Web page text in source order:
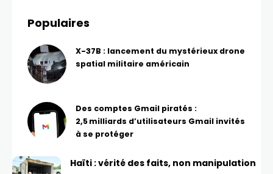
Populaires
X-37B : lancement du mystérieux drone
spatial militaire américain
Des comptes Gmail piratés :
2,5 milliards d’utilisateurs Gmail invités
à se protéger
Haïti : vérité des faits, non manipulation